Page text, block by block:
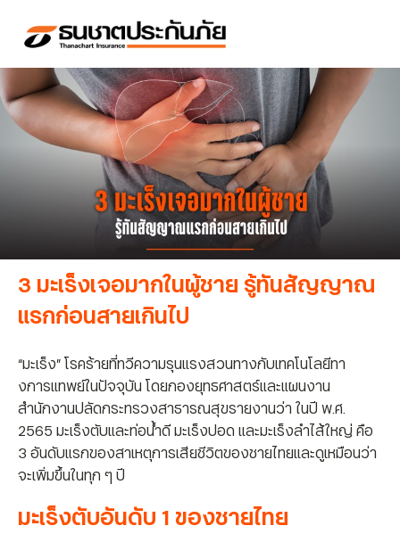
3 มะเร็งเจอมากในผู้ชาย รู้ทันสัญญาณ
แรกก่อนสายเกินไป
“มะเร็ง” โรคร้ายที่ทวีความรุนแรงสวนทางกับเทคโนโลยีทา
งการแทพย์ในปัจจุบัน โดยกองยุทธศาสตร์และแผนงาน
สำนักงานปลัดกระทรวงสาธารณสุขรายงานว่า ในปี พ.ศ.
2565 มะเร็งตับและท่อน้ำดี มะเร็งปอด และมะเร็งลำไส้ใหญ่ คือ
3 อันดับแรกของสาเหตุการเสียชีวิตของชายไทยและดูเหมือนว่า
จะเพิ่มขึ้นในทุก ๆ ปี
มะเร็งตับอันดับ 1 ของชายไทย